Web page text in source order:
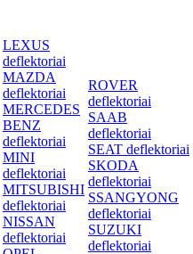
LEXUS
deflektoriai
MAZDA
deflektoriai
MERCEDES
BENZ
deflektoriai
MINI
deflektoriai
MITSUBISHI
deflektoriai
NISSAN
deflektoriai
ROVER
deflektoriai
SAAB
deflektoriai
SEAT deflektoriai
SKODA
deflektoriai
SSANGYONG
deflektoriai
SUZUKI
deflektoriai